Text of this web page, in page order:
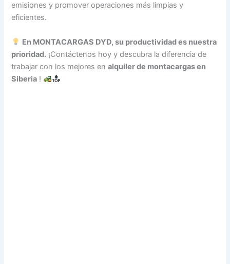
emisiones y promover operaciones más limpias y
eficientes.
En MONTACARGAS DYD, su productividad es nuestra
prioridad. ¡Contáctenos hoy y descubra la diferencia de
trabajar con los mejores enalquiler de montacargas en
Siberia !